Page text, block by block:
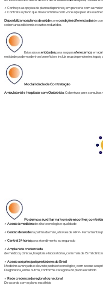
✓ Conheça as opções de planos disponíveis, em parceria com as
✓ Contrate o plano que mais combina com você aqui pelo site ou
Disponibilizamos planos de saúdecomcondições diferenciadasde
coberturas adicionais e custos reduzidos.
Estas são asentidadespara as quaisoferecemos, em
entidade podem aderir ao benefício e incluir seus dependentes
Modalidade de Contratação
Ambulatorial e Hospitalar com Obstetrícia: Cobertura para consultas
Podemos auxiliar na hora de escolher,
✓Acesso à medicinade alta tecnologia e qualidade
✓Gestão de saúdena palma da mão, através de APP- Ferramentas
✓Central 24 horaspara atendimento ao segurado
✓Ampla rede credenciada
de médicos, clínicas, hospitais e laboratórios, com mais de 15 mil
✓Acesso aos principais prestadores do Brasil
Medicina avançada e elevado padrão tecnológico, com acesso aos
Diagnostica, entre outros, conforme categoria do plano escolhido
✓ Rede credenciada regional ou nacional
De acordo com o plano escolhido